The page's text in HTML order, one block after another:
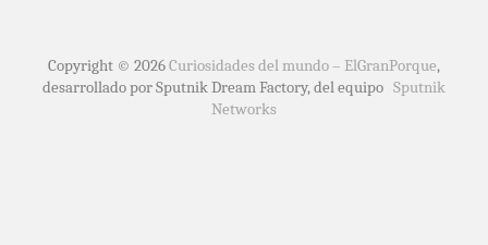
Copyright © 2026Curiosidades del mundo – ElGranPorque,
desarrollado por Sputnik Dream Factory, del equipo Sputnik
Networks